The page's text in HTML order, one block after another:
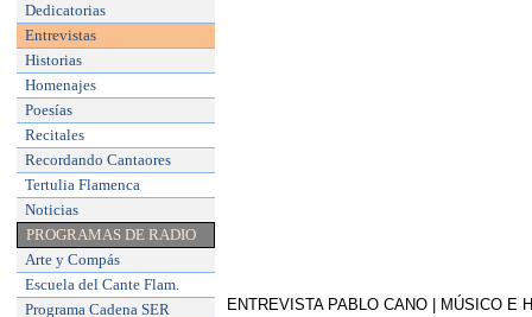
Dedicatorias
Entrevistas
Historias
Homenajes
Poesías
Recitales
Recordando Cantaores
Tertulia Flamenca
Noticias
PROGRAMAS DE RADIO
Arte y Compás
Escuela del Cante Flam.
Programa Cadena SER
ENTREVISTA PABLO CANO | MÚSICO E